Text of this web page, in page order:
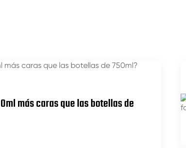
más caras que las botellas de